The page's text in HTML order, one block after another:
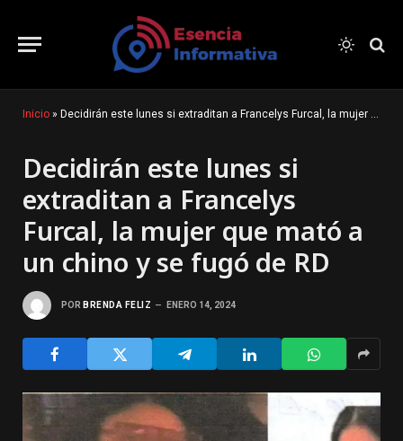
Inicio » Decidirán este lunes si extraditan a Francelys Furcal, la mujer que mató a un chino y se fugó de RD
Decidirán este lunes si
extraditan a Francelys
Furcal, la mujer que mató a
un chino y se fugó de RD
POR BRENDA FELIZ ENERO 14, 2024